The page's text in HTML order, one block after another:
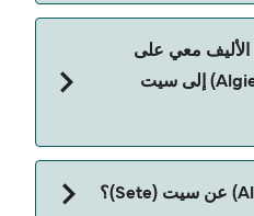
العبّارة من الجزائر
الأليف معي على
العبّارة من الجزائر (Algiers) إلى سيت